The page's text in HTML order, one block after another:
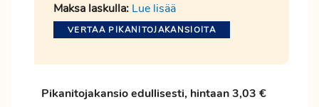
Maksa laskulla: Lue lisää
VERTAA PIKANITOJAKANSIOITA
Pikanitojakansio edullisesti, hintaan 3,03 €